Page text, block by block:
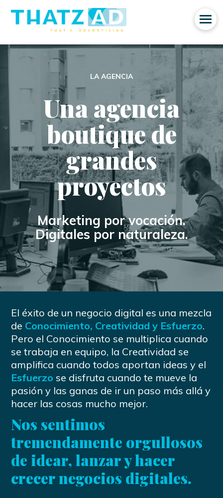
LA AGENCIA
Una agencia
boutique de
grandes
proyectos
Marketing por vocación.
Digitales por naturaleza.
El éxito de un negocio digital es una mezcla
de Conocimiento, Creatividad y Esfuerzo.
Pero el Conocimiento se multiplica cuando
se trabaja en equipo, la Creatividad se
amplifica cuando todos aportan ideas y el
Esfuerzo se disfruta cuando te mueve la
pasión y las ganas de ir un paso más allá y
hacer las cosas mucho mejor.
Nos sentimos
tremendamente orgullosos
de idear, lanzar y hacer
crecer negocios digitales.